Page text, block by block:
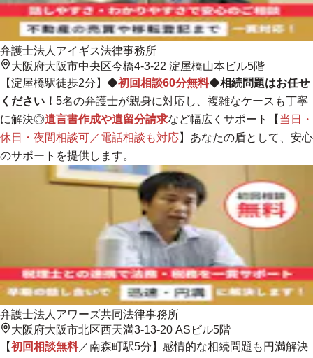
弁護士法人アイギス法律事務所
大阪府大阪市中央区今橋4-3-22 淀屋橋山本ビル5階
【淀屋橋駅徒歩2分】◆初回相談60分無料◆相続問題はお任せ
ください！ 5名の弁護士が親身に対応し、複雑なケースも丁寧
に解決◎遺言書作成や遺留分請求など幅広くサポート【 当日・
休日・夜間相談可／電話相談も対応】あなたの盾として、安心
のサポートを提供します。
弁護士法人アワーズ共同法律事務所
大阪府大阪市北区西天満3-13-20 ASビル5階
【初回相談無料／南森町駅5分】感情的な相続問題も円満解決